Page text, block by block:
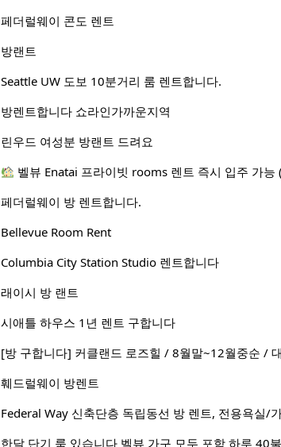
페더럴웨이 콘도 렌트
방랜트
Seattle UW 도보 10분거리 룸 렌트합니다.
방렌트합니다 쇼라인가까운지역
린우드 여성분 방랜트 드려요
벨뷰 Enatai 프라이빗 rooms 렌트 즉시 입주 가
페더럴웨이 방 렌트합니다.
Bellevue Room Rent
Columbia City Station Studio 렌트합니다
래이시 방 랜트
시애틀 하우스 1년 렌트 구합니다
[방 구합니다] 커클랜드 로즈힐 / 8월말~12월중순 /
훼드럴웨이 방렌트
Federal Way 신축단층 독립동선 방 렌트, 전용욕실/
한달 단기 룸 있습니다 벨뷰 가구 모두 포함 하루 40불